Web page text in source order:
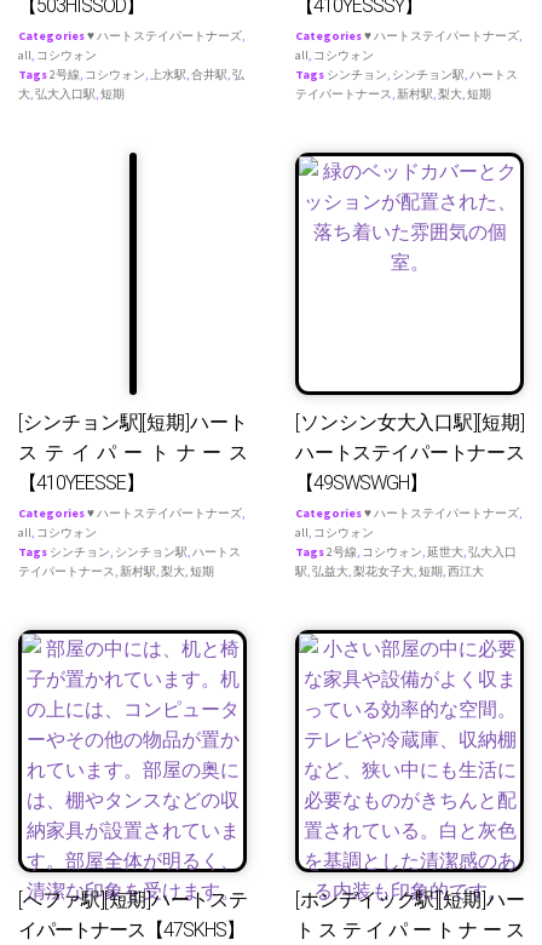
【503HISSOD】
Categories♥ ハートステイパートナーズ,
all, コシウォン
Tags2号線, コシウォン, 上水駅,合井駅,弘
大,弘大入口駅,短期
【410YESSSY】
Categories♥ ハートステイパートナーズ,
all, コシウォン
Tags シンチョン, シンチョン駅,ハートス
テイパートナース,新村駅,梨大,短期
[シンチョン駅][短期]ハート
ステイパートナース
【410YEESSE】
Categories♥ ハートステイパートナーズ,
all, コシウォン
Tags シンチョン, シンチョン駅,ハートス
テイパートナース,新村駅,梨大,短期
[ソンシン女大入口駅][短期]
ハートステイパートナース
【49SWSWGH】
Categories♥ ハートステイパートナーズ,
all, コシウォン
Tags2号線, コシウォン,延世大,弘大入口
駅,弘益大,梨花女子大,短期,西江大
[へファ駅][短期]ハートステ
イパートナース【47SKHS】
[ホンデイック駅][短期]ハー
トステイパートナース